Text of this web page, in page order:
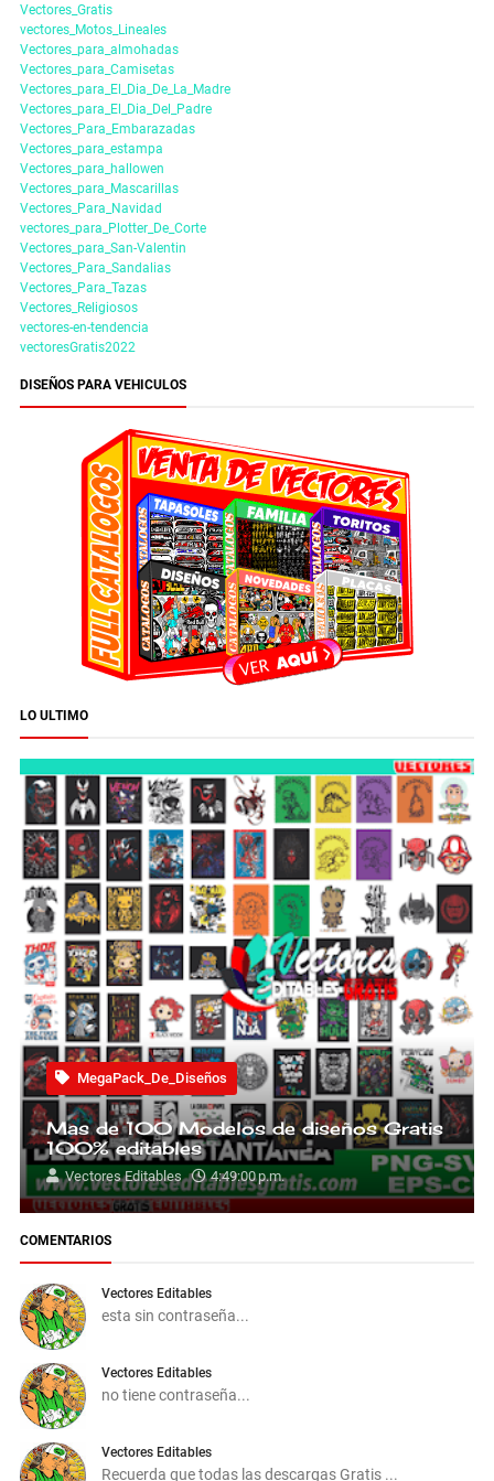
Vectores_Gratis
vectores_Motos_Lineales
Vectores_para_almohadas
Vectores_para_Camisetas
Vectores_para_El_Dia_De_La_Madre
Vectores_para_El_Dia_Del_Padre
Vectores_Para_Embarazadas
Vectores_para_estampa
Vectores_para_hallowen
Vectores_para_Mascarillas
Vectores_Para_Navidad
vectores_para_Plotter_De_Corte
Vectores_para_San-Valentin
Vectores_Para_Sandalias
Vectores_Para_Tazas
Vectores_Religiosos
vectores-en-tendencia
vectoresGratis2022
DISEÑOS PARA VEHICULOS
LO ULTIMO
MegaPack_De_Diseños
Mas de 100 Modelos de diseños Gratis
100% editables
Vectores Editables 4:49:00 p.m.
COMENTARIOS
Vectores Editables
esta sin contraseña...
Vectores Editables
no tiene contraseña...
Vectores Editables
Recuerda que todas las descargas Gratis ...